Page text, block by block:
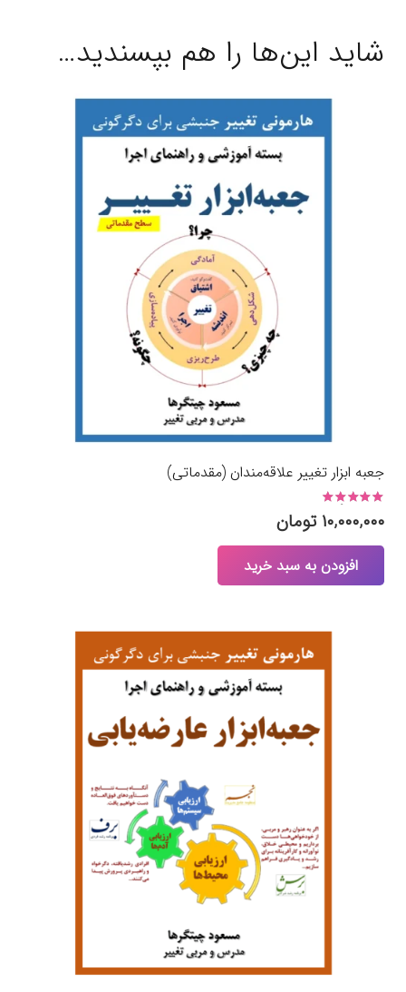
شاید این‌ها را هم بپسندید…
جعبه ابزار تغییر علاقه‌مندان (مقدماتی)
4.90 از 5۱۰,۰۰۰,۰۰۰ تومان
افزودن به سبد خرید